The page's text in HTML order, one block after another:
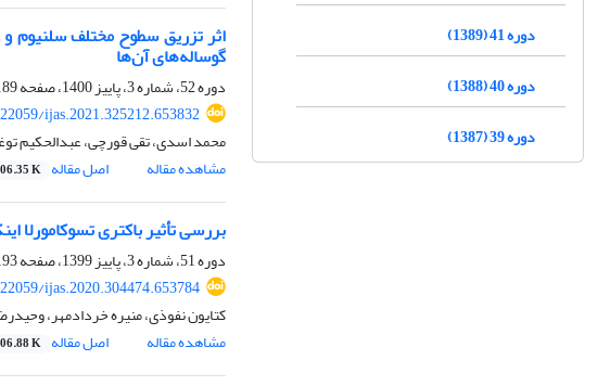
گوساله‌های آن‌ها ‏
دوره 52، شماره 3، پاییز 1400، صفحه
201
ijas.2021.325212.653832
محمد اسدی، تقی قورچی، عبدالحکیم
مشاهده مقاله
اصل مقاله K
بررسی تأثیر باکتری
دوره 51، شماره 3، پاییز 1399، صفحه
199
ijas.2020.304474.653784
کتایون نفوذی، منیره خردادمهر،
مشاهده مقاله
اصل مقاله K
دوره 41 (1389)
دوره 40 (1388)
دوره 39 (1387)